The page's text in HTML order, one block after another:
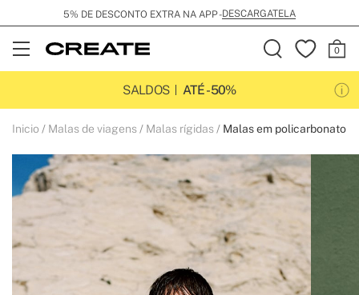
5% DE DESCONTO EXTRA NA APP -DESCARGATELA
Open
Menu
SALDOS
ATÉ -50%
Inicio Malas de viagens Malas rígidas Malas em policarbonato